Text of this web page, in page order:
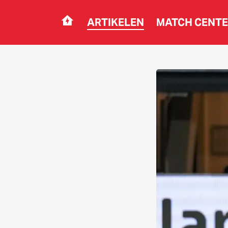
Navigation ARTIKELEN MATCH